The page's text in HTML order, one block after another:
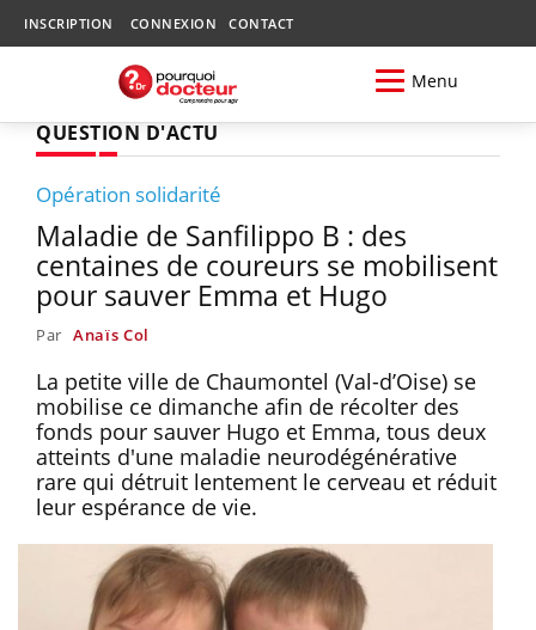
INSCRIPTION CONNEXION CONTACT
Menu
QUESTION D'ACTU
Opération solidarité
Maladie de Sanfilippo B : des
centaines de coureurs se mobilisent
pour sauver Emma et Hugo
Par Anaïs Col
La petite ville de Chaumontel (Val-d’Oise) se
mobilise ce dimanche afin de récolter des
fonds pour sauver Hugo et Emma, tous deux
atteints d'une maladie neurodégénérative
rare qui détruit lentement le cerveau et réduit
leur espérance de vie.